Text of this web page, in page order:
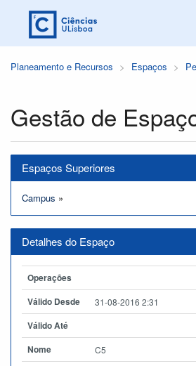
Planeamento e Recursos Espaços
Gestão de
Espaços Superiores
Campus »
Detalhes do Espaço
Operações
Válido Desde
31-08-2016 2:31
Válido Até
Nome
C5